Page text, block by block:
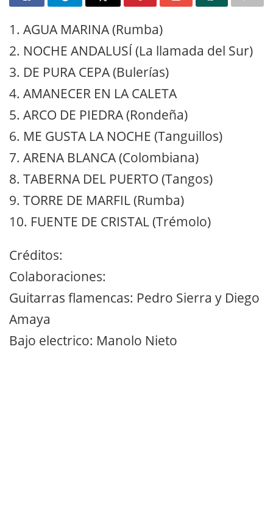
1. AGUA MARINA (Rumba)
2. NOCHE ANDALUSÍ (La llamada del Sur)
3. DE PURA CEPA (Bulerías)
4. AMANECER EN LA CALETA
5. ARCO DE PIEDRA (Rondeña)
6. ME GUSTA LA NOCHE (Tanguillos)
7. ARENA BLANCA (Colombiana)
8. TABERNA DEL PUERTO (Tangos)
9. TORRE DE MARFIL (Rumba)
10. FUENTE DE CRISTAL (Trémolo)
Créditos:
Colaboraciones:
Guitarras flamencas: Pedro Sierra y Diego
Amaya
Bajo electrico: Manolo Nieto